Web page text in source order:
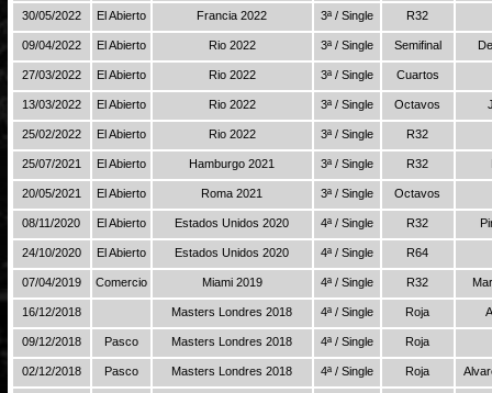
30/05/2022 El Abierto Francia 2022 3ª / Single R32
09/04/2022 El Abierto Rio 2022 3ª / Single Semifinal
27/03/2022 El Abierto Rio 2022 3ª / Single Cuartos
13/03/2022 El Abierto Rio 2022 3ª / Single Octavos
25/02/2022 El Abierto Rio 2022 3ª / Single R32
25/07/2021 El Abierto Hamburgo 2021 3ª / Single R32
20/05/2021 El Abierto Roma 2021 3ª / Single Octavos
08/11/2020 El Abierto Estados Unidos 2020 4ª / Single R32
24/10/2020 El Abierto Estados Unidos 2020 4ª / Single R64
07/04/2019 Comercio Miami 2019 4ª / Single R32
16/12/2018 Masters Londres 2018 4ª / Single Roja
09/12/2018 Pasco Masters Londres 2018 4ª / Single Roja
02/12/2018 Pasco Masters Londres 2018 4ª / Single Roja